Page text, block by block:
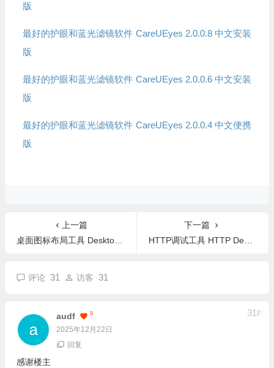
版
最好的护眼和蓝光滤镜软件 CareUEyes 2.0.0.8 中文安装
版
最好的护眼和蓝光滤镜软件 CareUEyes 2.0.0.6 中文安装
版
最好的护眼和蓝光滤镜软件 CareUEyes 2.0.0.4 中文便携
版
上一篇
桌面图标布局工具 DesktopOK v12.61 中文版
下一篇
HTTP调试工具 HTTP Debugger Pro 10.4 中文版
评论 31 访客 31
Audf 9
2025年12月22日
31 F
回复
感谢楼主